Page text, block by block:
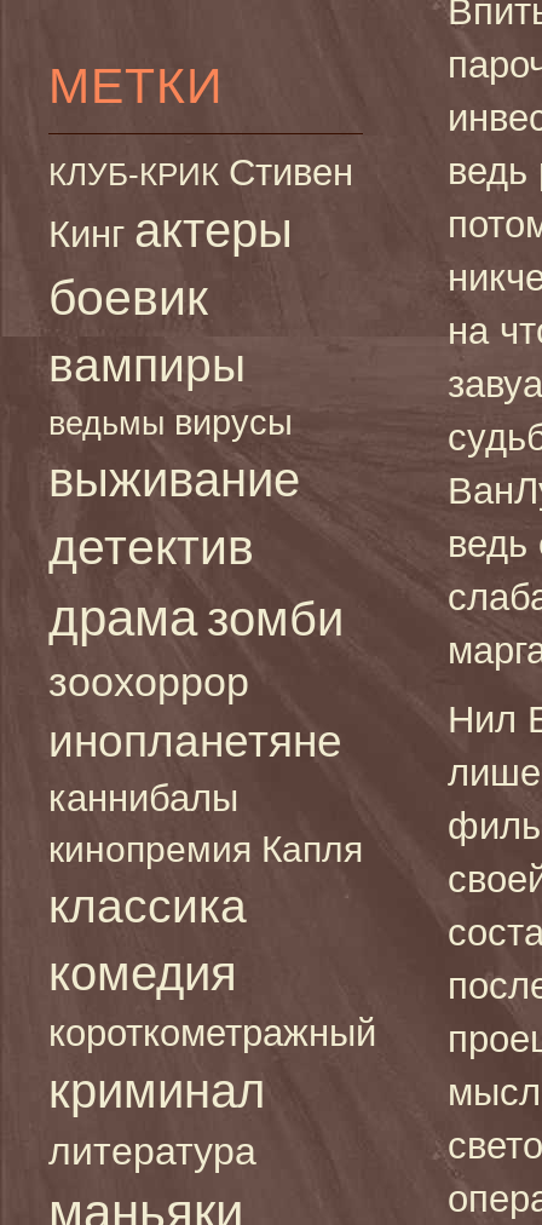
МЕТКИ
КЛУБ-КРИК Стивен
Кинг актеры
боевик
вампиры
ведьмы вирусы
выживание
детектив
драма зомби
зоохоррор
инопланетяне
каннибалы
кинопремия Капля
классика
комедия
короткометражный
криминал
литература
маньяки
ведь
на
Нил